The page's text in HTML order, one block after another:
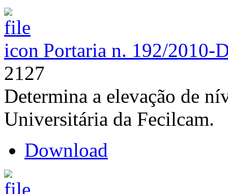
Portaria n. 192/2010-
2127
Determina a elevação de
Universitária da Fecilcam.
Download